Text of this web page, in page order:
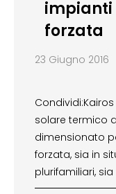
impianti
forzata
23 Giugno 2016
solare termico
dimensionato
forzata, sia in
plurifamiliari,